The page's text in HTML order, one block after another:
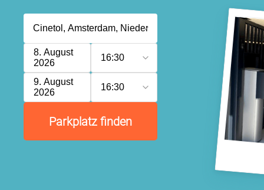
8. August
2026
16:30
9. August
2026
16:30
Parkplatz finden